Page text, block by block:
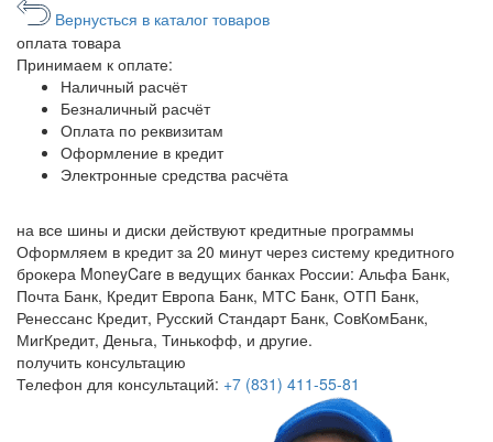
Вернусться в каталог товаров
оплата товара
Принимаем к оплате:
Наличный расчёт
Безналичный расчёт
Оплата по реквизитам
Оформление в кредит
Электронные средства расчёта
на все шины и диски действуют кредитные программы
Оформляем в кредит за 20 минут через систему кредитного
брокера MoneyCare в ведущих банках России: Альфа Банк,
Почта Банк, Кредит Европа Банк, МТС Банк, ОТП Банк,
Ренессанс Кредит, Русский Стандарт Банк, СовКомБанк,
МигКредит, Деньга, Тинькофф, и другие.
получить консультацию
Телефон для консультаций: +7 (831) 411-55-81